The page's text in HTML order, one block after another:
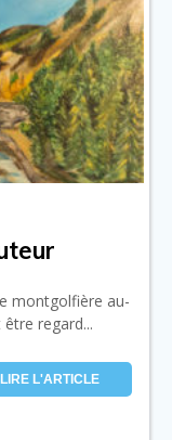
montgolfière au-
regard...
LIRE L'ARTICLE